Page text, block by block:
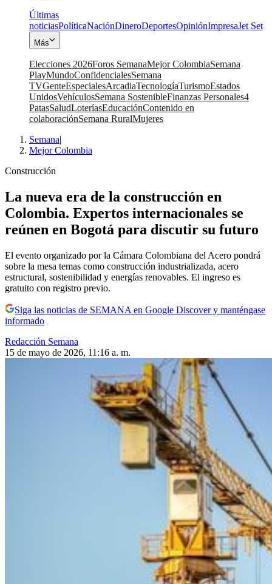
Últimas
noticiasPolíticaNaciónDineroDeportesOpiniónImpresaJet Set
Más
Elecciones 2026Foros SemanaMejor ColombiaSemana
PlayMundoConfidencialesSemana
TVGenteEspecialesArcadiaTecnologíaTurismoEstados
UnidosVehículosSemana SostenibleFinanzas Personales4
PatasSaludLoteríasEducaciónContenido en
colaboraciónSemana RuralMujeres
Semana|
Mejor Colombia
Construcción
La nueva era de la construcción en
Colombia. Expertos internacionales se
reúnen en Bogotá para discutir su futuro
El evento organizado por la Cámara Colombiana del Acero pondrá
sobre la mesa temas como construcción industrializada, acero
estructural, sostenibilidad y energías renovables. El ingreso es
gratuito con registro previo.
Siga las noticias de SEMANA en Google Discover y manténgase
informado
Redacción Semana
15 de mayo de 2026, 11:16 a. m.